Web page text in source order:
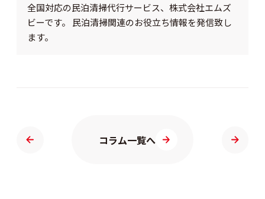
全国対応の民泊清掃代行サービス、株式会社エムズ
ビーです。 民泊清掃関連のお役立ち情報を発信致し
ます。
コラム一覧へ